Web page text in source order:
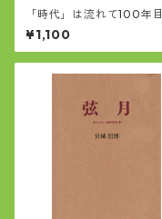
「時代」は流れて100年目
¥1,100